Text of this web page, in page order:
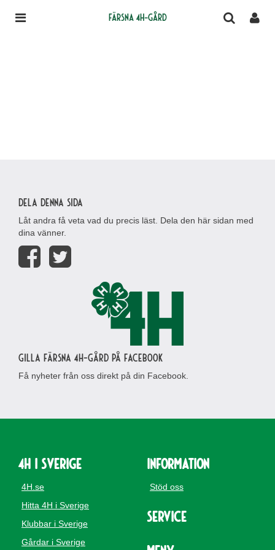
Färsna 4H-gård
Dela denna sida
Låt andra få veta vad du precis läst. Dela den här sidan med
dina vänner.
Gilla Färsna 4H-gård på Facebook
Få nyheter från oss direkt på din Facebook.
4H i Sverige
4H.se
Hitta 4H i Sverige
Klubbar i Sverige
Gårdar i Sverige
Information
Stöd oss
Service